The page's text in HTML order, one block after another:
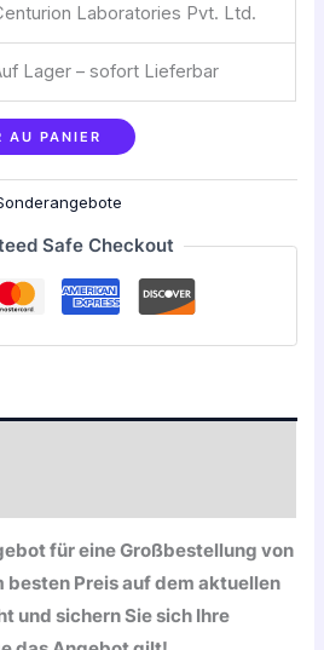
Laboratories Pvt. Ltd.
Lager – sofort Lie­fer­bar
AU PANIER
Safe Checkout
für eine Großbestellung von
besten Preis auf dem aktuellen
und sichern Sie sich Ihre